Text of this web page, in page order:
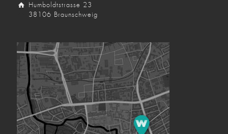
Humboldtstrasse 23
38106 Braunschweig